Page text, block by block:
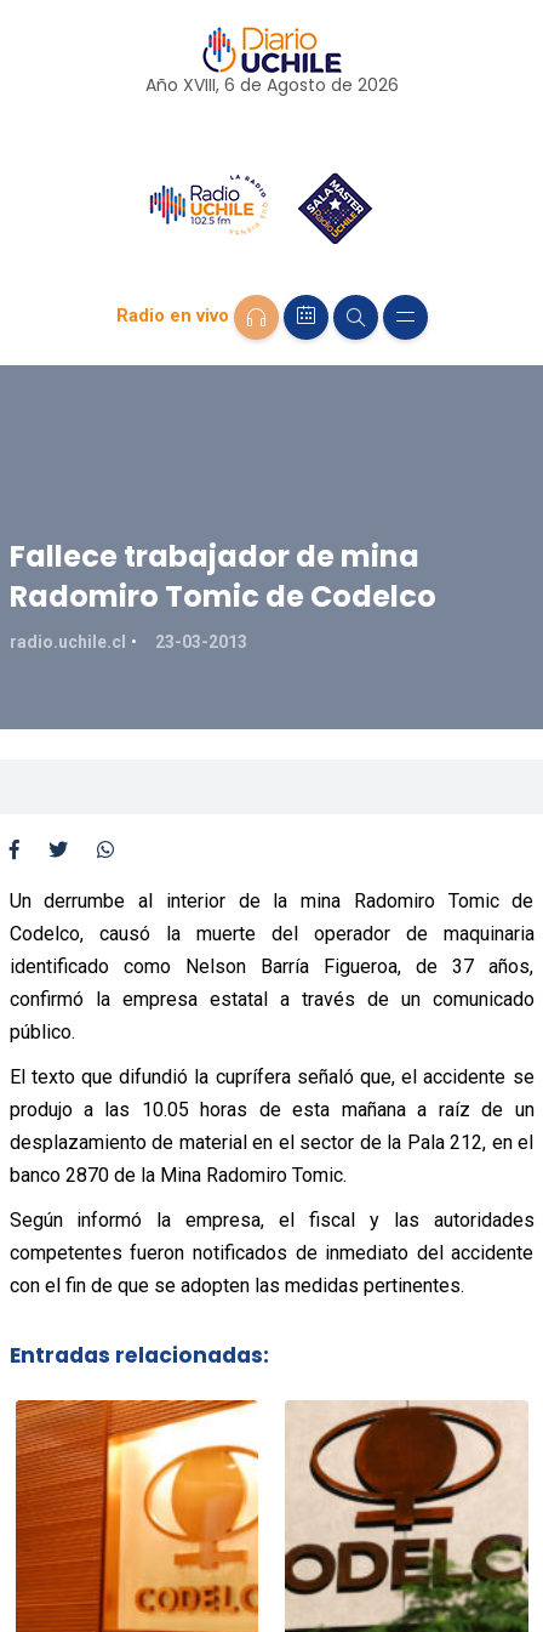
Año XVIII, 6 de Agosto de 2026
Radio en vivo
Fallece trabajador de mina
Radomiro Tomic de Codelco
radio.uchile.cl 23-03-2013
Un derrumbe al interior de la mina Radomiro Tomic de
Codelco, causó la muerte del operador de maquinaria
identificado como Nelson Barría Figueroa, de 37 años,
confirmó la empresa estatal a través de un comunicado
público.
El texto que difundió la cuprífera señaló que, el accidente se
produjo a las 10.05 horas de esta mañana a raíz de un
desplazamiento de material en el sector de la Pala 212, en el
banco 2870 de la Mina Radomiro Tomic.
Según informó la empresa, el fiscal y las autoridades
competentes fueron notificados de inmediato del accidente
con el fin de que se adopten las medidas pertinentes.
Entradas relacionadas: